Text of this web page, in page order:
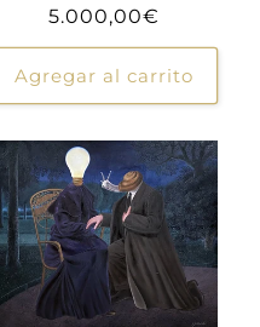
Precio
habitual
5.000,00€
Agregar al carrito